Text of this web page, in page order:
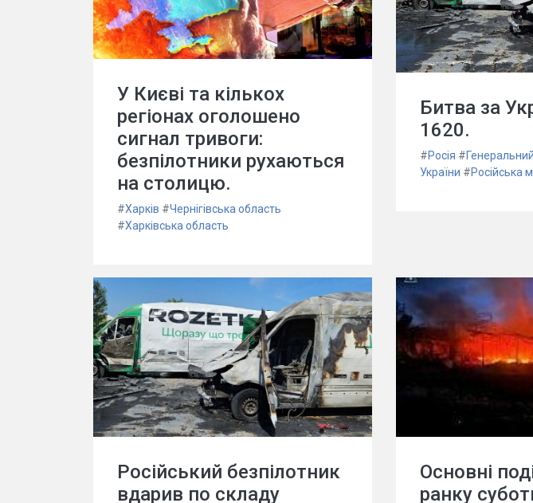
У Києві та кількох
регіонах оголошено
сигнал тривоги:
безпілотники рухаються
на столицю.
#Харків #Чернігівська область
#Харківська область
Битва за
1620.
#Росія #
України #Російська
Російський безпілотник
вдарив по складу
Основні
ранку